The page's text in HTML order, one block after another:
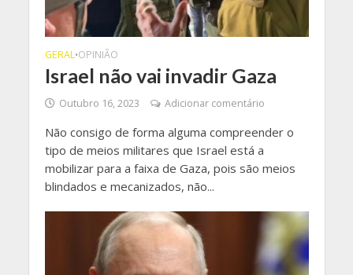
GERAL•OPINIÃO
Israel não vai invadir Gaza
Outubro 16, 2023 Adicionar comentário
Não consigo de forma alguma compreender o
tipo de meios militares que Israel está a
mobilizar para a faixa de Gaza, pois são meios
blindados e mecanizados, não...